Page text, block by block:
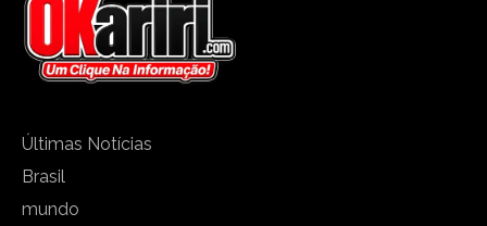
Últimas Notícias
Brasil
mundo